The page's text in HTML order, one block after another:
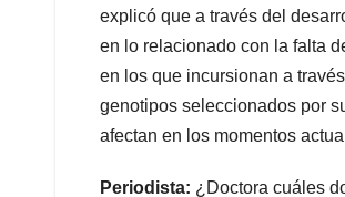
explicó que a través del
en lo relacionado con la falta
en los que incursionan a
genotipos seleccionados por
afectan en los momentos
Periodista: ¿Doctora cuáles